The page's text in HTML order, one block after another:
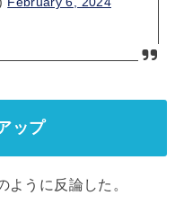
ップ
ように反論した。